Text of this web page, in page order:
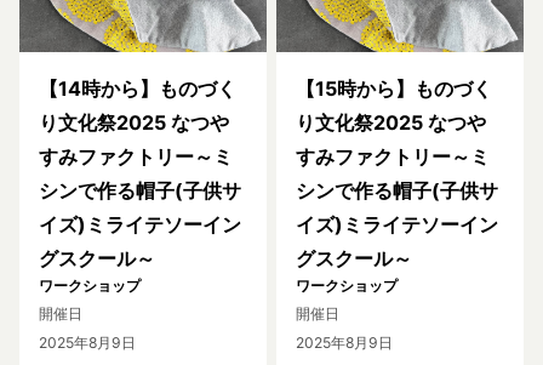
【14時から】ものづく
り文化祭2025 なつや
すみファクトリー～ミ
シンで作る帽子(子供サ
イズ)ミライテソーイン
グスクール～
ワークショップ
開催日
2025年8月9日
【15時から】ものづく
り文化祭2025 なつや
すみファクトリー～ミ
シンで作る帽子(子供サ
イズ)ミライテソーイン
グスクール～
ワークショップ
開催日
2025年8月9日